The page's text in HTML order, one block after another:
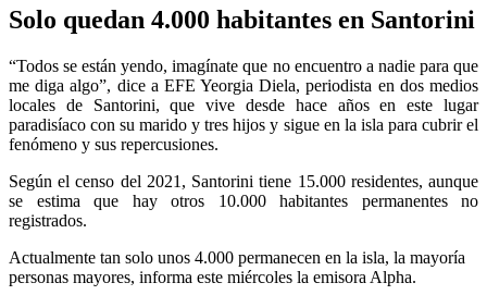
Solo quedan 4.000 habitantes en Santorini
“Todos se están yendo, imagínate que no encuentro a nadie para que
me diga algo”, dice a EFE Yeorgia Diela, periodista en dos medios
locales de Santorini, que vive desde hace años en este lugar
paradisíaco con su marido y tres hijos y sigue en la isla para cubrir el
fenómeno y sus repercusiones.
Según el censo del 2021, Santorini tiene 15.000 residentes, aunque
se estima que hay otros 10.000 habitantes permanentes no
registrados.
Actualmente tan solo unos 4.000 permanecen en la isla, la mayoría
personas mayores, informa este miércoles la emisora Alpha.